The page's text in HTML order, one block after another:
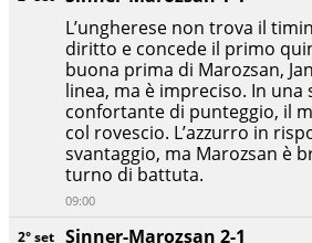
2° set Sinner-Marozsan 2-1
L’ungherese non trova il
diritto e concede il primo
buona prima di Marozsan,
linea, ma è impreciso. In una
confortante di punteggio, il
col rovescio. L’azzurro in
svantaggio, ma Marozsan è
turno di battuta.
09:00